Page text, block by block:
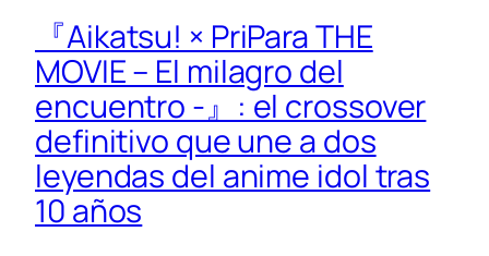
『Aikatsu! × PriPara THE
MOVIE – El milagro del
encuentro -』: el crossover
definitivo que une a dos
leyendas del anime idol tras
10 años